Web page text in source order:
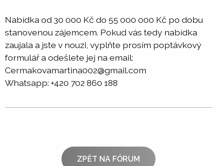
Nabídka od 30 000 Kč do 55 000 000 Kč po dobu
stanovenou zájemcem. Pokud vás tedy nabídka
zaujala a jste v nouzi, vyplňte prosím poptávkový
formulář a odešlete jej na email:
Cermakovamartina002@gmail.com
Whatsapp: +420 702 860 188
ZPĚT NA FÓRUM